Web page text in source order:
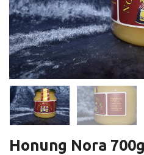
Honung Nora 700g